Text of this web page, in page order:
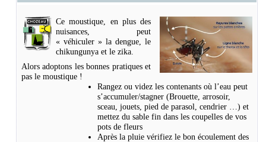
Ce moustique, en plus des
nuisances, peut
« véhiculer » la dengue, le
chikungunya et le zika.
Alors adoptons les bonnes pratiques et
pas le moustique !
Rangez ou videz les contenants où l’eau peut
s’accumuler/stagner (Brouette, arrosoir,
sceau, jouets, pied de parasol, cendrier …) et
mettez du sable fin dans les coupelles de vos
pots de fleurs
Après la pluie vérifiez le bon écoulement des